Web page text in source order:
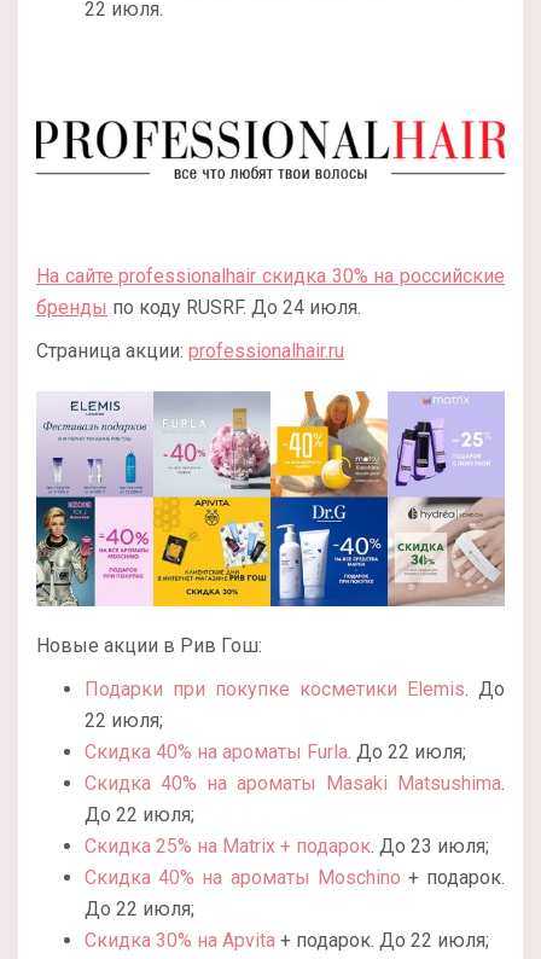
22 июля.
На сайте professionalhair скидка 30% на российские
бренды по коду RUSRF. До 24 июля.
Страница акции: professionalhair.ru
Новые акции в Рив Гош:
Подарки при покупке косметики Elemis. До
22 июля;
Скидка 40% на ароматы Furla. До 22 июля;
Скидка 40% на ароматы Masaki Matsushima.
До 22 июля;
Скидка 25% на Matrix + подарок. До 23 июля;
Скидка 40% на ароматы Moschino + подарок.
До 22 июля;
Скидка 30% на Apvita + подарок. До 22 июля;